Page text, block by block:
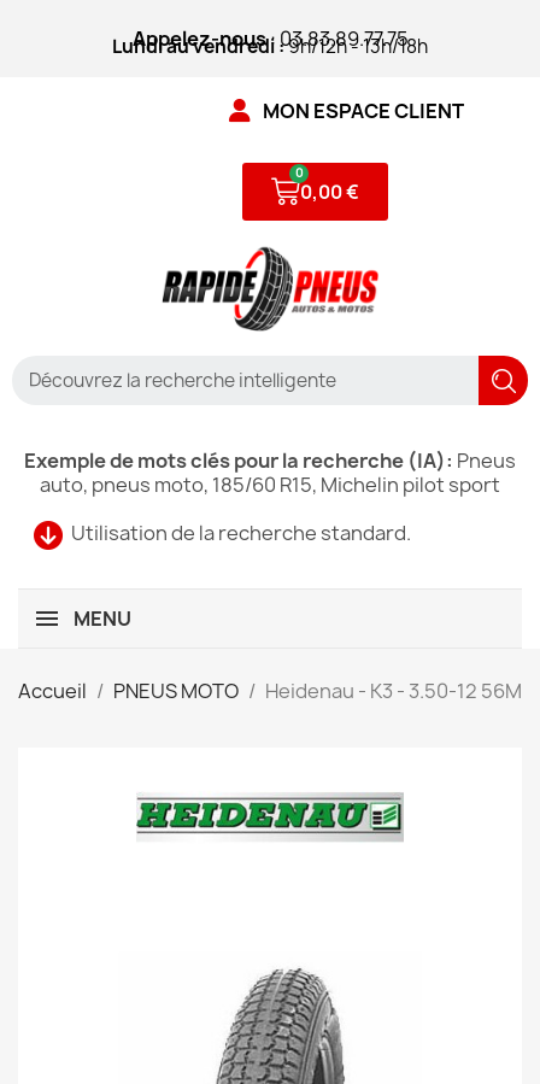
Appelez-nous: 03.83.89.77.75
Lundi au vendredi :9h/12h - 13h/18h
MON ESPACE CLIENT
0,00 €
Utilisation de la recherche standard.
Exemple de mots clés pour la recherche (IA): Pneus
auto, pneus moto, 185/60 R15, Michelin pilot sport
MENU
Accueil PNEUS MOTO Heidenau - K3 - 3.50-12 56M